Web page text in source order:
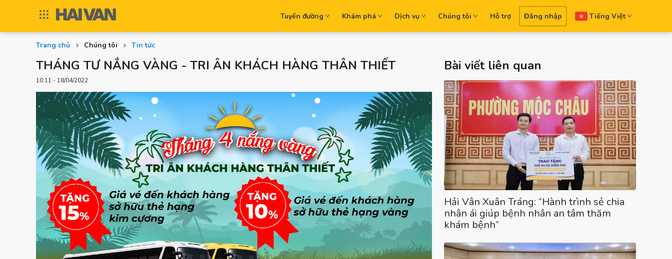
Tuyến đường Khám phá Dịch vụ Chúng tôi Hỗ trợ Đăng nhập Tiếng Việt
Trang chủ Chúng tôi Tin tức
THÁNG TƯ NẮNG VÀNG - TRI ÂN KHÁCH HÀNG THÂN THIẾT
10:11 - 18/04/2022
Bài viết liên quan
Hải Vân Xuân Tráng: “Hành trình sẻ chia
nhân ái giúp bệnh nhân an tâm thăm
khám bệnh”